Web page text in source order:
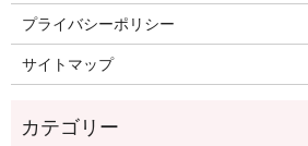
プライバシーポリシー
サイトマップ